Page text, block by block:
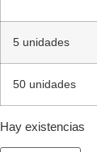
5 unidades
50 unidades
Hay existencias